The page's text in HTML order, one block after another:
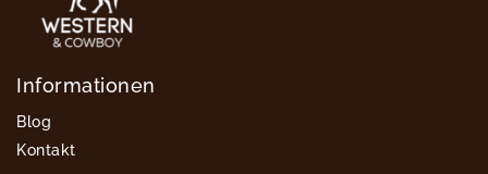
Informationen
Blog
Kontakt